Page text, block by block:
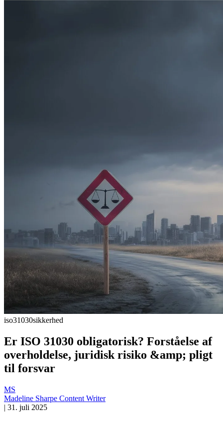
iso31030sikkerhed
Er ISO 31030 obligatorisk? Forståelse af
overholdelse, juridisk risiko &amp; pligt
til forsvar
MS
Madeline Sharpe Content Writer
| 31. juli 2025